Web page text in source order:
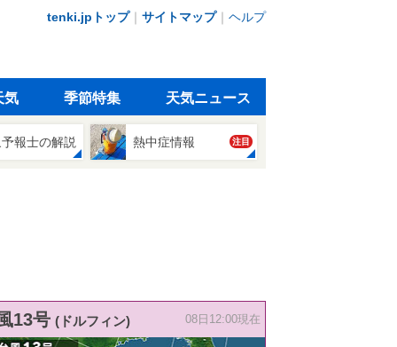
tenki.jpトップ｜ サイトマップ｜ ヘルプ
気 季節特集 天気ニュース
報士の解説 熱中症情報 注目
13号 (ドルフィン) 08日12:00現在